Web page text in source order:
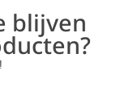
blijven